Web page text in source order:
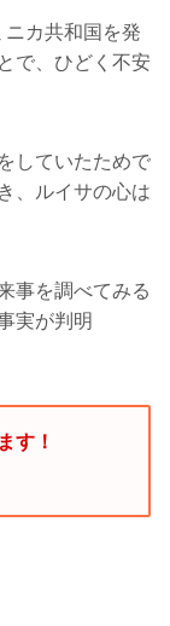
カ共和国を発
で、ひどく不安
していたためで
、ルイサの心は
事を調べてみる
実が判明
す！